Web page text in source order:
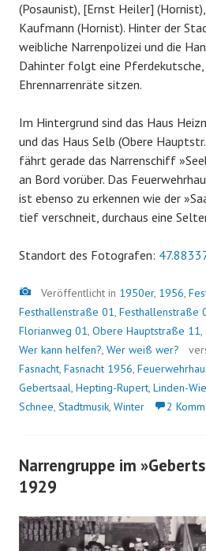
(Posaunist), [Ernst Heiler]
Kaufmann (Hornist). Hinter der
weibliche Narrenpolizei und die
Dahinter folgt eine Pferdekutsche,
Ehrennarrenräte sitzen.
Im Hintergrund sind das Haus
und das Haus Selb (Obere
fährt gerade das Narrenschiff
an Bord vorüber. Das
ist ebenso zu erkennen wie der
tief verschneit, durchaus eine
Standort des Fotografen:
Bild
Veröffentlicht in 1950er, 1956,
Festhallenstraße 01, Festhallenstraße
Florianweg 01, Obere Hauptstraße 11,
Wer kann helfen?, Wer weiß wer?
Fasnacht, Fasnacht 1956,
Gebertsaal, Hepting-Rupert, Linden-
Schnee, Stadtmusik, Winter 2
Narrengruppe im
1929